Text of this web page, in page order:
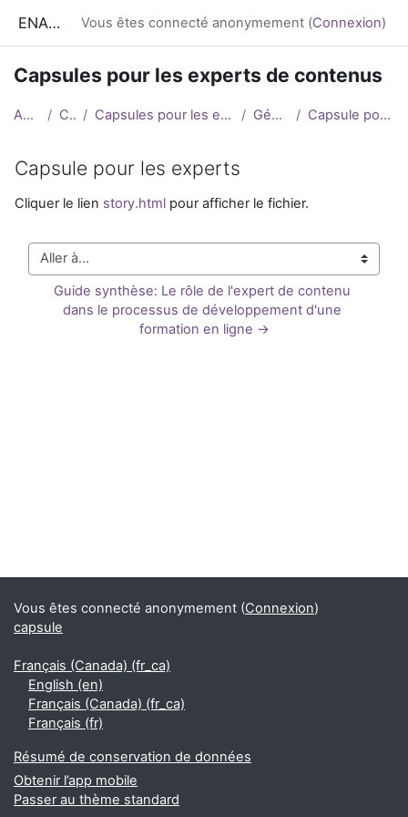
ENA CESS Vous êtes connecté anonymement (Connexion)
Capsules pour les experts de contenus
Accueil Cours Capsules pour les experts de contenus Généralités Capsule pour les experts
Capsule pour les experts
Conditions d’achèvement
Cliquer le lien story.html pour afficher le fichier.
Aller à...
Guide synthèse: Le rôle de l'expert de contenu
dans le processus de développement d'une
formation en ligne →
Vous êtes connecté anonymement (Connexion)
capsule
Français (Canada) ‎(fr_ca)‎
English ‎(en)‎
Français (Canada) ‎(fr_ca)‎
Français ‎(fr)‎
Résumé de conservation de données
Obtenir l’app mobile
Passer au thème standard